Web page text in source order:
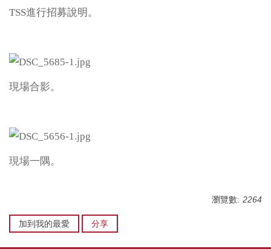
TSS進行招募說明。
現場合影。
現場一隅。
瀏覽數: 2264
加到我的最愛 分享